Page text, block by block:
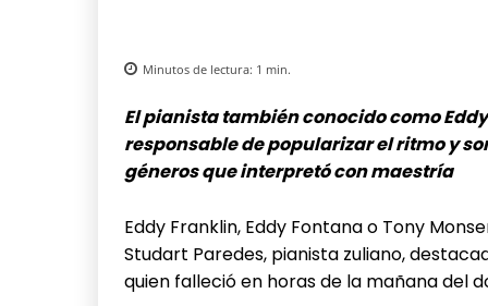
Minutos de lectura: 1 min.
El pianista también conocido como
responsable de popularizar el ritmo y
géneros que interpretó con maestría
Eddy Franklin, Eddy Fontana o Tony
Studart Paredes, pianista zuliano,
quien falleció en horas de la mañana del